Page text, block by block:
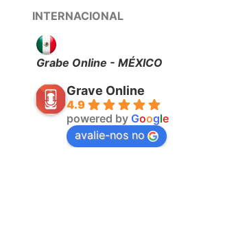
INTERNACIONAL
Grabe Online - MÉXICO
Grave Online
4.9
powered by Google
avalie-nos no